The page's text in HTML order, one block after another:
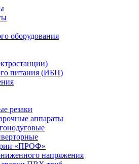
оборудования
питания (ИБП)
резаки
аппараты
«ПРОФ»
напряжения